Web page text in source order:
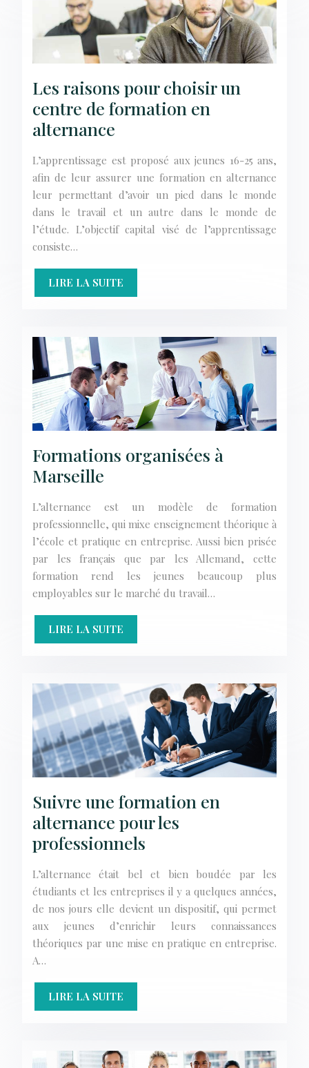
Les raisons pour choisir un
centre de formation en
alternance
L’apprentissage est proposé aux jeunes 16-25 ans,
afin de leur assurer une formation en alternance
leur permettant d’avoir un pied dans le monde
dans le travail et un autre dans le monde de
l’étude. L’objectif capital visé de l’apprentissage
consiste…
LIRE LA SUITE
Formations organisées à
Marseille
L’alternance est un modèle de formation
professionnelle, qui mixe enseignement théorique à
l’école et pratique en entreprise. Aussi bien prisée
par les français que par les Allemand, cette
formation rend les jeunes beaucoup plus
employables sur le marché du travail…
LIRE LA SUITE
Suivre une formation en
alternance pour les
professionnels
L’alternance était bel et bien boudée par les
étudiants et les entreprises il y a quelques années,
de nos jours elle devient un dispositif, qui permet
aux jeunes d’enrichir leurs connaissances
théoriques par une mise en pratique en entreprise.
A…
LIRE LA SUITE